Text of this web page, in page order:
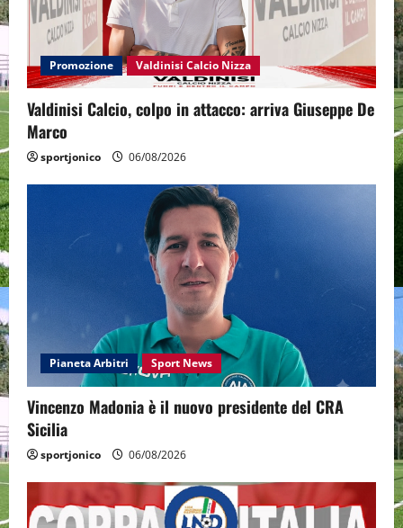
Promozione Valdinisi Calcio Nizza
Valdinisi Calcio, colpo in attacco: arriva Giuseppe De
Marco
sportjonico 06/08/2026
Pianeta Arbitri Sport News
Vincenzo Madonia è il nuovo presidente del CRA
Sicilia
sportjonico 06/08/2026